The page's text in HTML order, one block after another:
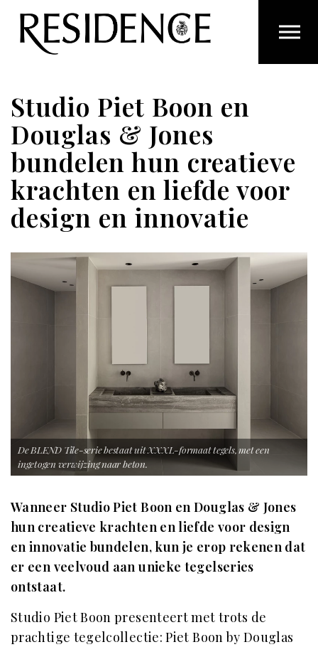
Overslaan en ga direct naar de inhoud
Studio Piet Boon en
Douglas & Jones
bundelen hun creatieve
krachten en liefde voor
design en innovatie
De BLEND Tile-serie bestaat uit XXXL-formaat tegels, met een
ingetogen verwijzing naar beton.
Wanneer Studio Piet Boon en Douglas & Jones
hun creatieve krachten en liefde voor design
en innovatie bundelen, kun je erop rekenen dat
er een veelvoud aan unieke tegelseries
ontstaat.
Studio Piet Boon presenteert met trots de
prachtige tegelcollectie: Piet Boon by Douglas